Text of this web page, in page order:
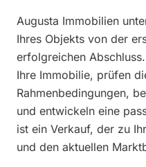
Augusta Immobilien
Ihres Objekts von der
erfolgreichen
Ihre Immobilie, prüfen
Rahmenbedingungen,
und entwickeln eine
ist ein Verkauf, der zu
und den aktuellen